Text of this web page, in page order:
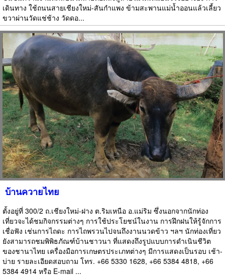
เดินทาง ใช้ถนนสายเชียงใหม่-สันกำแพง ข้ามสะพานแม่น้ำออนแล้วเลี้ยว
ขวาผ่านวัดแช่ช้าง วัดดอ...
บ้านควายไทย
ตั้งอยู่ที่ 300/2 ถ.เชียงใหม่-ฝาง ต.ริมเหนือ อ.แม่ริม ซึ่งนอกจากนักท่อง
เที่ยวจะได้ชมกิจกรรมต่างๆ การใช้ประโยชน์ในงาน การฝึกฝนให้รู้จักการ
เชื่อฟัง เช่นการไถดะ การไถพรวนไปจนถึงงานนวดข้าว ฯลฯ นักท่องเที่ยว
ยังสามารถชมพิพิธภัณฑ์บ้านชาวนา ที่แสดงถึงรูปแบบการดำเนินชีวิต
ของชานาไทย เครื่องมือการเกษตรประเภทต่างๆ มีการแสดงเป็นรอบ เช้า-
บ่าย รายละเอียดสอบถาม โทร. +66 5330 1628, +66 5384 4818, +66
5384 4914 หรือ E-mail ...